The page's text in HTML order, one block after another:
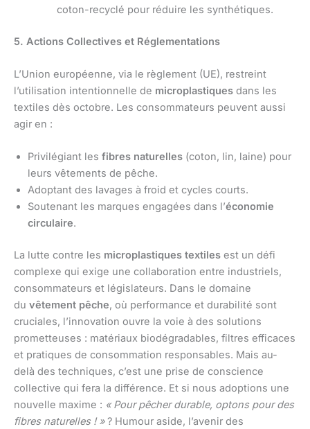
coton-recyclé pour réduire les synthétiques.
5. Actions Collectives et Réglementations
L’Union européenne, via le règlement (UE), restreint
l’utilisation intentionnelle de microplastiques dans les
textiles dès octobre. Les consommateurs peuvent aussi
agir en :
Privilégiant les fibres naturelles (coton, lin, laine) pour
leurs vêtements de pêche.
Adoptant des lavages à froid et cycles courts.
Soutenant les marques engagées dans l’économie
circulaire.
La lutte contre les microplastiques textiles est un défi
complexe qui exige une collaboration entre industriels,
consommateurs et législateurs. Dans le domaine
du vêtement pêche, où performance et durabilité sont
cruciales, l’innovation ouvre la voie à des solutions
prometteuses : matériaux biodégradables, filtres efficaces
et pratiques de consommation responsables. Mais au-
delà des techniques, c’est une prise de conscience
collective qui fera la différence. Et si nous adoptions une
nouvelle maxime : « Pour pêcher durable, optons pour des
fibres naturelles ! »? Humour aside, l’avenir des